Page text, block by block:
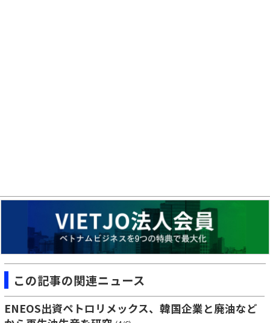
この記事の関連ニュース
ENEOS出資ペトロリメックス、韓国企業と廃油など